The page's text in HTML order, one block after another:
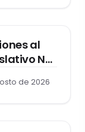
al
Nº
de 2026